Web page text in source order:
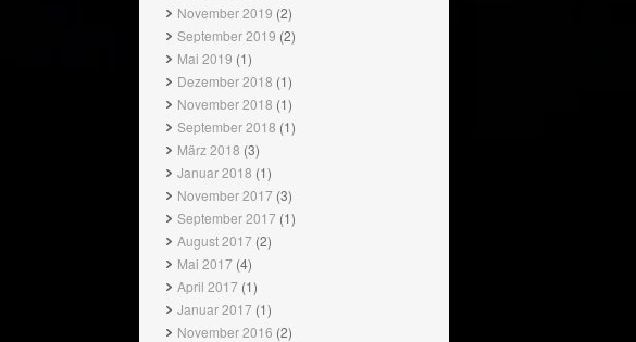
November 2019 (2)
September 2019 (2)
Mai 2019 (1)
Dezember 2018 (1)
November 2018 (1)
September 2018 (1)
März 2018 (3)
Januar 2018 (1)
November 2017 (3)
September 2017 (1)
August 2017 (2)
Mai 2017 (4)
April 2017 (1)
Januar 2017 (1)
November 2016 (2)